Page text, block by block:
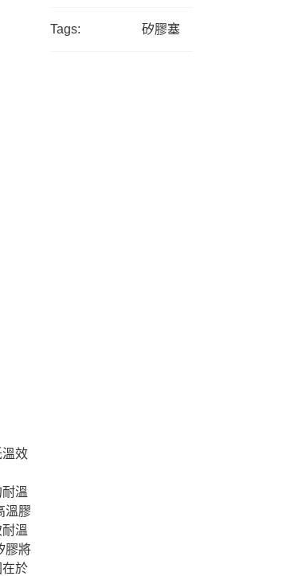
效
溫
溫膠
溫
膠將
於
Tags: 矽膠塞